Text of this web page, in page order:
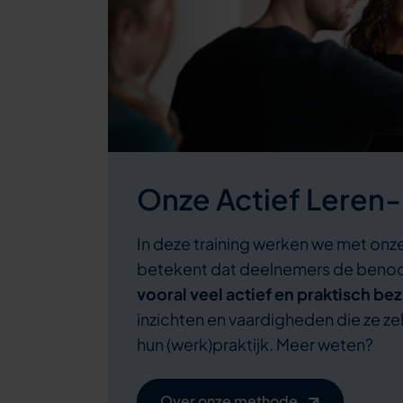
Onze Actief
In deze training werken we met
betekent dat deelnemers de
vooral veel actief en praktisch
inzichten en vaardigheden die ze
hun (werk)praktijk. Meer weten?